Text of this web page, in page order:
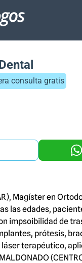
consulta gratis
Magíster en
las edades,
impsoibilidad de
prótesis,
terapéutico,